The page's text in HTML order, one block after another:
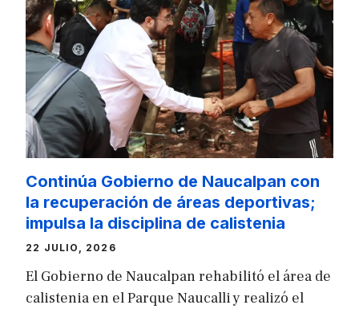
Continúa Gobierno de Naucalpan con
la recuperación de áreas deportivas;
impulsa la disciplina de calistenia
22 JULIO, 2026
El Gobierno de Naucalpan rehabilitó el área de
calistenia en el Parque Naucalli y realizó el